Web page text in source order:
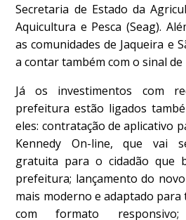
Secretaria de Estado da
Aquicultura e Pesca (Seag).
as comunidades de Jaqueira e
a contar também com o sinal
Já os investimentos com
prefeitura estão ligados
eles: contratação de aplicativo
Kennedy On-line, que vai
gratuita para o cidadão que
prefeitura; lançamento do
mais moderno e adaptado
com formato